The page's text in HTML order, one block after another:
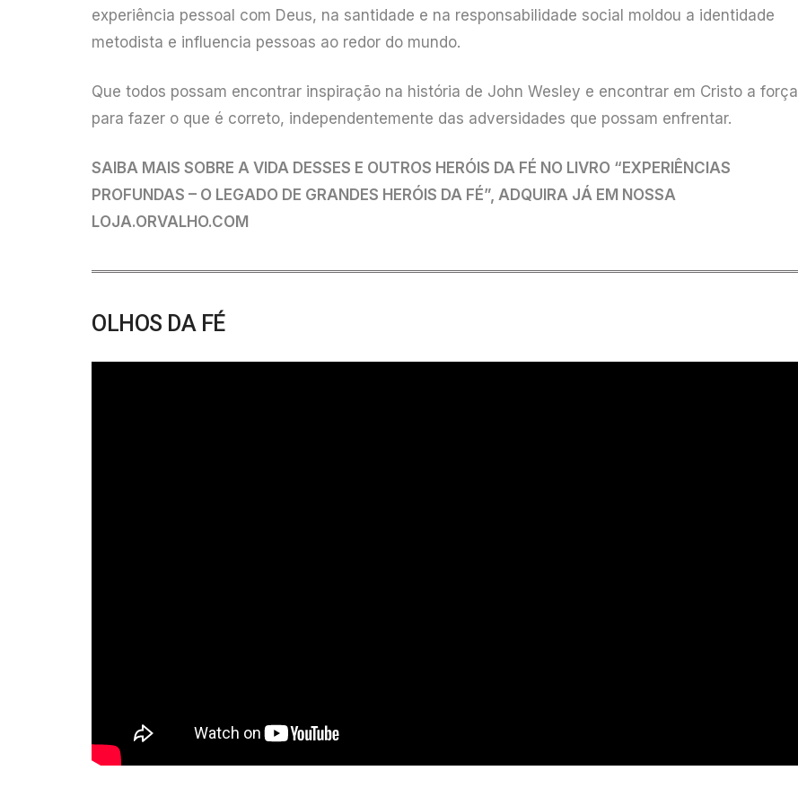
experiência pessoal com Deus, na santidade e na responsabilidade social moldou a identidade
metodista e influencia pessoas ao redor do mundo.
Que todos possam encontrar inspiração na história de John Wesley e encontrar em Cristo a força
para fazer o que é correto, independentemente das adversidades que possam enfrentar.
SAIBA MAIS SOBRE A VIDA DESSES E OUTROS HERÓIS DA FÉ NO LIVRO “EXPERIÊNCIAS
PROFUNDAS – O LEGADO DE GRANDES HERÓIS DA FÉ”, ADQUIRA JÁ EM NOSSA
LOJA.ORVALHO.COM
OLHOS DA FÉ